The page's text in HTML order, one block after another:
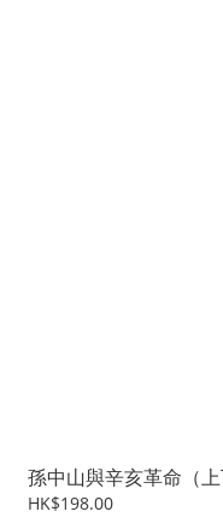
孫中山與辛亥革命（上
HK$198.00